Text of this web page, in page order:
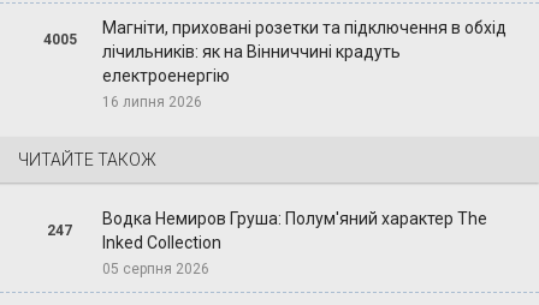
4005
Магніти, приховані розетки та підключення в обхід
лічильників: як на Вінниччині крадуть
електроенергію
16 липня 2026
ЧИТАЙТЕ ТАКОЖ
247
Водка Немиров Груша: Полум'яний характер The
Inked Collection
05 серпня 2026